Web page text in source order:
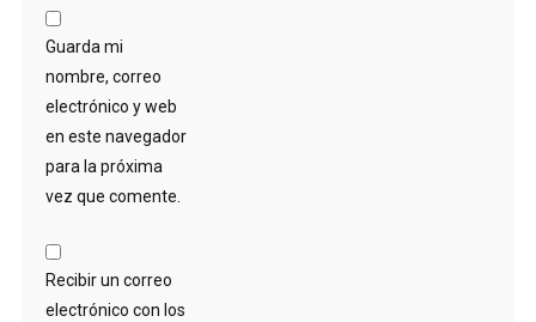
Guarda mi
nombre, correo
electrónico y web
en este navegador
para la próxima
vez que comente.
Recibir un correo
electrónico con los